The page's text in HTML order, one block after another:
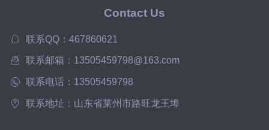
Contact Us
联系QQ：467860621
联系邮箱：13505459798@163.com
联系电话：13505459798
联系地址：山东省莱州市路旺龙王埠